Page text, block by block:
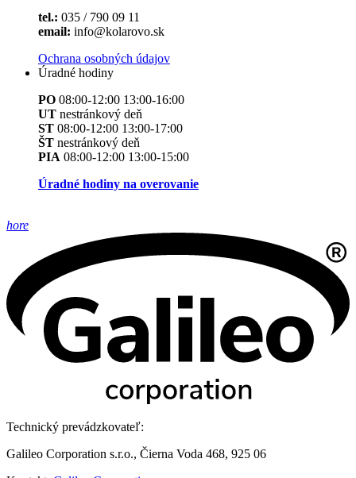
tel.: 035 / 790 09 11
email: info@kolarovo.sk
Ochrana osobných údajov
Úradné hodiny
PO 08:00-12:00 13:00-16:00
UT nestránkový deň
ST 08:00-12:00 13:00-17:00
ŠT nestránkový deň
PIA 08:00-12:00 13:00-15:00
Úradné hodiny na overovanie
hore
Technický prevádzkovateľ:
Galileo Corporation s.r.o., Čierna Voda 468, 925 06